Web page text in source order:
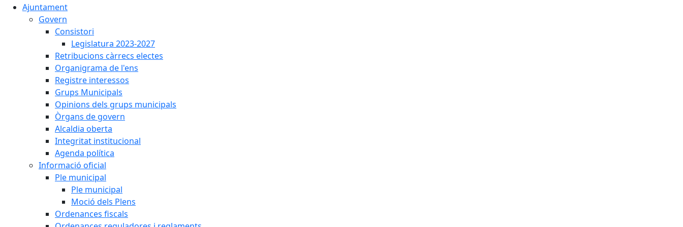
Ajuntament
Govern
Consistori
Legislatura 2023-2027
Retribucions càrrecs electes
Organigrama de l'ens
Registre interessos
Grups Municipals
Opinions dels grups municipals
Òrgans de govern
Alcaldia oberta
Integritat institucional
Agenda política
Informació oficial
Ple municipal
Ple municipal
Moció dels Plens
Ordenances fiscals